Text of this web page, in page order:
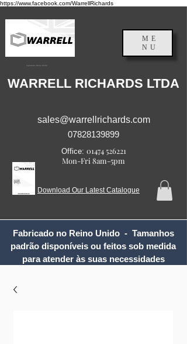
https://www.facebook.com/WarrellRichards
Inglaterra, Reino Unido
ME
NU
WARRELL RICHARDS LTDA
sales@warrellrichards.com
07828139899
Office: 01474 526221
Mon-Fri 8am-5pm
Download Our Latest Catalogue
Fabricado no Reino Unido - Tamanhos
padrão disponíveis ou feitos sob medida
para atender às suas necessidades